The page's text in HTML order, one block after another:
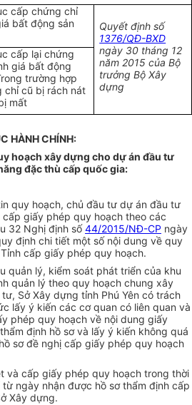
cấp chứng chỉ
bất động sản
Quyết định số
1376/QĐ-BXD
ngày 30 tháng 12
năm 2015 của Bộ
trưởng Bộ Xây
dựng
cấp lại chứng
giá bất động
trường hợp
chỉ cũ bị rách nát
mất
HÀNH CHÍNH:
hoạch xây dựng cho dự án đầu tư
đặc thù cấp quốc gia:
quy hoạch, chủ đầu tư dự án đầu tư
giấy phép quy hoạch theo các
32 Nghị định số44/2015/NĐ-CP ngày
định chi tiết một số nội dung về quy
cấp giấy phép quy hoạch.
quản lý, kiểm soát phát triển của khu
quản lý theo quy hoạch chung xây
Sở Xây dựng tỉnh Phú Yên có trách
lấy ý kiến các cơ quan có liên quan và
phép quy hoạch về nội dung giấy
định hồ sơ và lấy ý kiến không quá
sơ đề nghị cấp giấy phép quy hoạch
và cấp giấy phép quy hoạch trong thời
ngày nhận được hồ sơ thẩm định cấp
Xây dựng.